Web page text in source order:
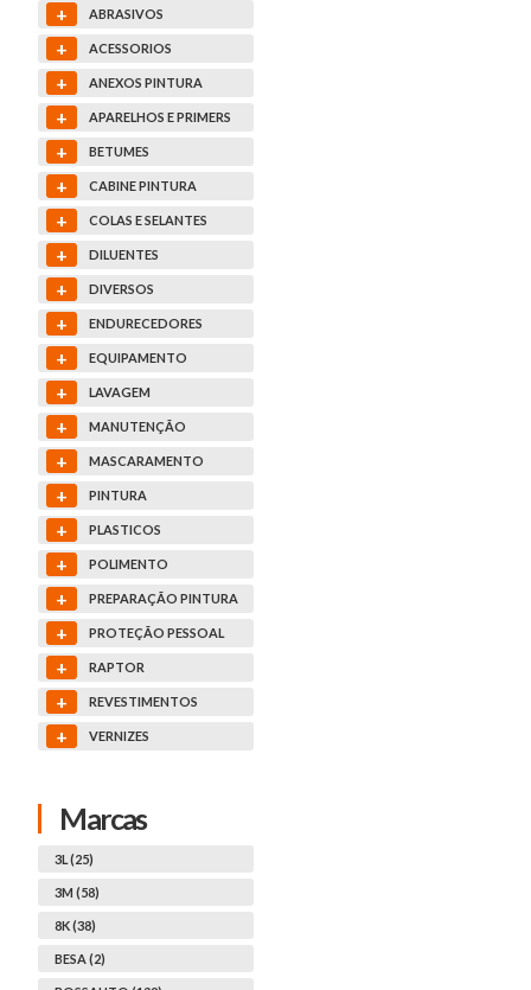
+ ABRASIVOS
+ ACESSORIOS
+ ANEXOS PINTURA
+ APARELHOS E PRIMERS
+ BETUMES
+ CABINE PINTURA
+ COLAS E SELANTES
+ DILUENTES
+ DIVERSOS
+ ENDURECEDORES
+ EQUIPAMENTO
+ LAVAGEM
+ MANUTENÇÃO
+ MASCARAMENTO
+ PINTURA
+ PLASTICOS
+ POLIMENTO
+ PREPARAÇÃO PINTURA
+ PROTEÇÃO PESSOAL
+ RAPTOR
+ REVESTIMENTOS
+ VERNIZES
Marcas
3L (25)
3M (58)
8K (38)
BESA (2)